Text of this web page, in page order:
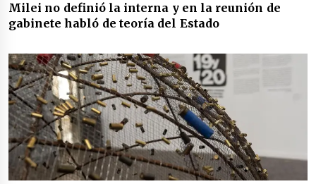
Milei no definió la interna y en la reunión de
gabinete habló de teoría del Estado